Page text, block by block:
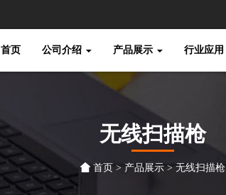
首页 公司介绍 产品展示 行业应用
无线扫描枪
首页 > 产品展示 > 无线扫描枪